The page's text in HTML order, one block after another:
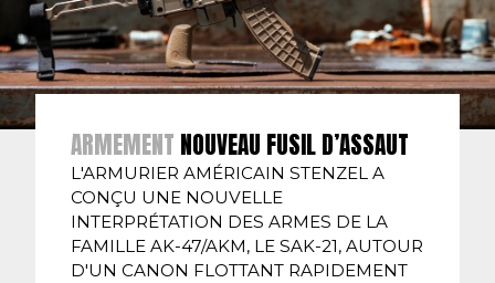
ARMEMENT NOUVEAU FUSIL D’ASSAUT
L'ARMURIER AMÉRICAIN STENZEL A
CONÇU UNE NOUVELLE
INTERPRÉTATION DES ARMES DE LA
FAMILLE AK-47/AKM, LE SAK-21, AUTOUR
D'UN CANON FLOTTANT RAPIDEMENT